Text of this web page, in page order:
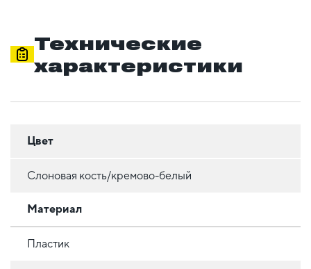
Технические
характеристики
Цвет
Слоновая кость/кремово-белый
Материал
Пластик